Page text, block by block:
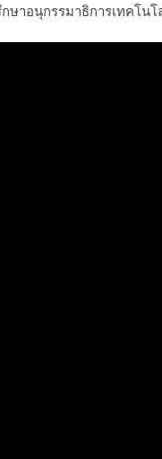
ษาอนุกรรมาธิการเทคโนโ